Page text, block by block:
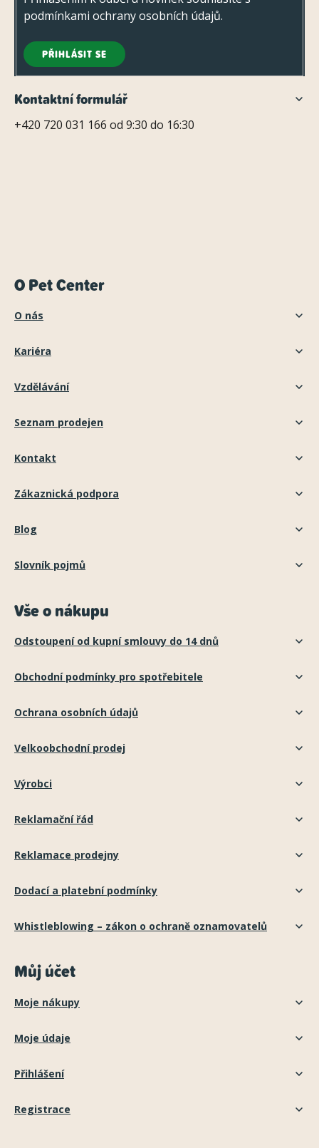
podmínkami ochrany osobních údajů.
PŘIHLÁSIT SE
Kontaktní formulář
+420 720 031 166 od 9:30 do 16:30
O Pet Center
O nás
Kariéra
Vzdělávání
Seznam prodejen
Kontakt
Zákaznická podpora
Blog
Slovník pojmů
Vše o nákupu
Odstoupení od kupní smlouvy do 14 dnů
Obchodní podmínky pro spotřebitele
Ochrana osobních údajů
Velkoobchodní prodej
Výrobci
Reklamační řád
Reklamace prodejny
Dodací a platební podmínky
Whistleblowing – zákon o ochraně oznamovatelů
Můj účet
Moje nákupy
Moje údaje
Přihlášení
Registrace